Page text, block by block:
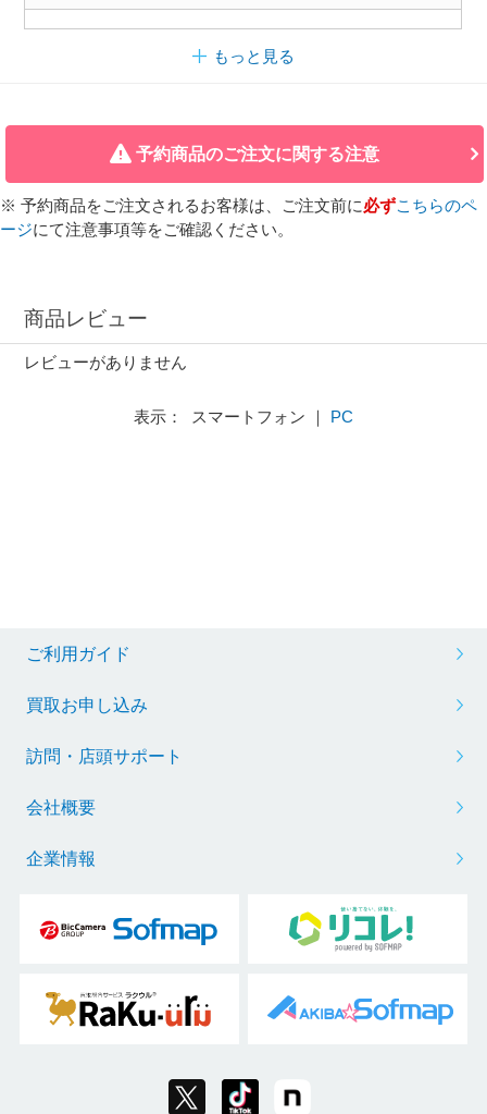
もっと見る
予約商品のご注文に関する注意
※ 予約商品をご注文されるお客様は、ご注文前に必ずこちらのペ
ージにて注意事項等をご確認ください。
商品レビュー
レビューがありません
表示： スマートフォン ｜ PC
ご利用ガイド
買取お申し込み
訪問・店頭サポート
会社概要
企業情報